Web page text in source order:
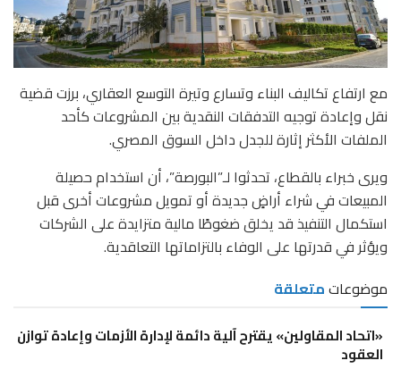
مع ارتفاع تكاليف البناء وتسارع وتيرة التوسع العقاري، برزت قضية
نقل وإعادة توجيه التدفقات النقدية بين المشروعات كأحد
الملفات الأكثر إثارة للجدل داخل السوق المصري.
ويرى خبراء بالقطاع، تحدثوا لـ”البورصة”، أن استخدام حصيلة
المبيعات في شراء أراضٍ جديدة أو تمويل مشروعات أخرى قبل
استكمال التنفيذ قد يخلق ضغوطًا مالية متزايدة على الشركات
ويؤثر في قدرتها على الوفاء بالتزاماتها التعاقدية.
موضوعاتمتعلقة
«اتحاد المقاولين» يقترح آلية دائمة لإدارة الأزمات وإعادة توازن
العقود